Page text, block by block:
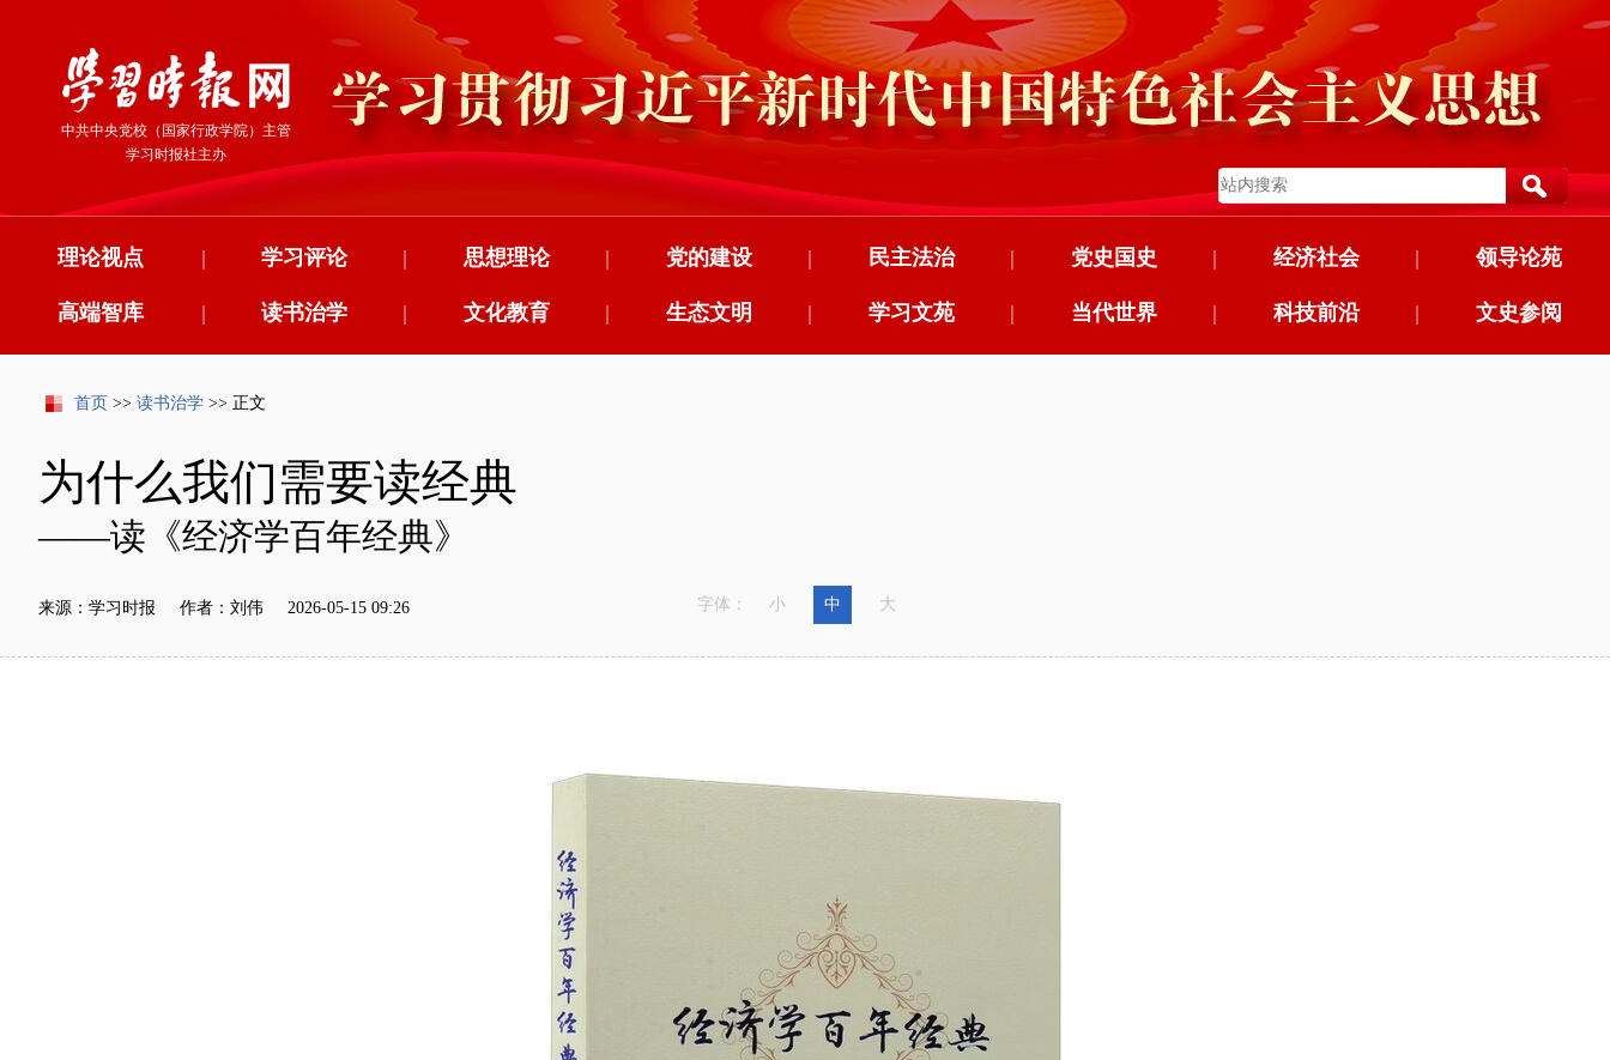
中共中央党校（国家行政学院）主管
学习时报社主办
理论视点 学习评论
| 思想理论
| 党的建设
| 民主法治
| 党史国史
| 经济社会
| 领导论苑
|
高端智库 读书治学
| 文化教育
| 生态文明
| 学习文苑
| 当代世界
| 科技前沿
| 文史参阅
|
首页 >> 读书治学 >> 正文
为什么我们需要读经典
——读《经济学百年经典》
来源：学习时报 作者：刘伟 2026-05-15 09:26 字体： 小 中 大